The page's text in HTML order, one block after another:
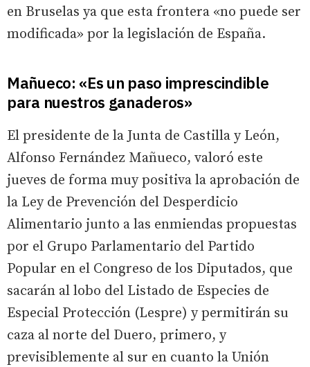
en Bruselas ya que esta frontera «no puede ser
modificada» por la legislación de España.
Mañueco: «Es un paso imprescindible
para nuestros ganaderos»
El presidente de la Junta de Castilla y León,
Alfonso Fernández Mañueco, valoró este
jueves de forma muy positiva la aprobación de
la Ley de Prevención del Desperdicio
Alimentario junto a las enmiendas propuestas
por el Grupo Parlamentario del Partido
Popular en el Congreso de los Diputados, que
sacarán al lobo del Listado de Especies de
Especial Protección (Lespre) y permitirán su
caza al norte del Duero, primero, y
previsiblemente al sur en cuanto la Unión